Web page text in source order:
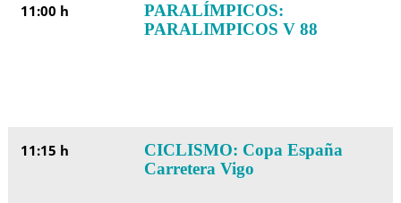
11:00 h
PARALÍMPICOS:
PARALIMPICOS V 88
11:15 h
CICLISMO: Copa España
Carretera Vigo